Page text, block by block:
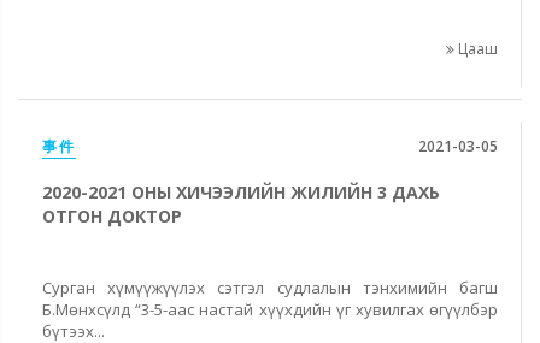
Цааш
事件 2021-03-05
2020-2021 ОНЫ ХИЧЭЭЛИЙН ЖИЛИЙН 3 ДАХЬ
ОТГОН ДОКТОР
Сурган хүмүүжүүлэх сэтгэл судлалын тэнхимийн багш
Б.Мөнхсүлд “3-5-аас настай хүүхдийн үг хувилгах өгүүлбэр
бүтээх...